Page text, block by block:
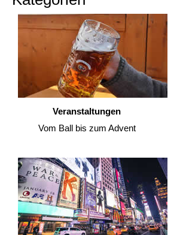
Veranstaltungen
Vom Ball bis zum Advent